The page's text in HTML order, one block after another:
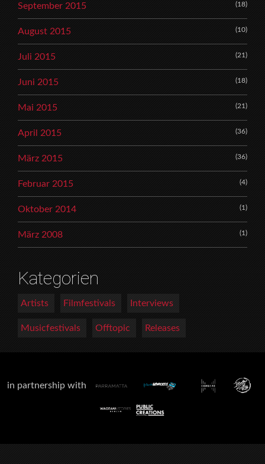
September 2015 (18)
August 2015 (10)
Juli 2015 (21)
Juni 2015 (18)
Mai 2015 (21)
April 2015 (36)
März 2015 (36)
Februar 2015 (4)
Oktober 2014 (1)
März 2008 (1)
Kategorien
Artists Filmfestivals Interviews
Musicfestivals Offtopic Releases
in partnership with